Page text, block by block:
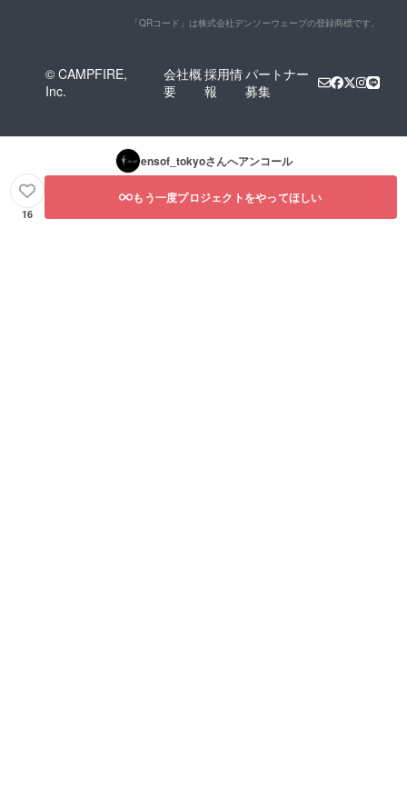
「QRコード」は株式会社デンソーウェーブの登録商標です。
© CAMPFIRE,
Inc.
会社概
要
採用情
報
パートナー
募集
ensof_tokyoさんへアンコール
16
もう一度プロジェクトをやってほしい